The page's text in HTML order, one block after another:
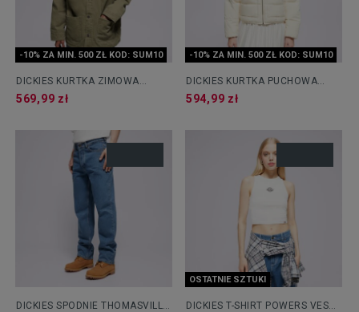
-10% ZA MIN. 500 ZŁ KOD: SUM10
DICKIES KURTKA ZIMOWA
CHORE JACKET LINED CANVAS
569,99 zł
-10% ZA MIN. 500 ZŁ KOD: SUM10
DICKIES KURTKA PUCHOWA
SUMMERDALE PUFFER W
594,99 zł
DICKIES SPODNIE THOMASVILLE
OSTATNIE SZTUKI
DICKIES T-SHIRT POWERS VEST